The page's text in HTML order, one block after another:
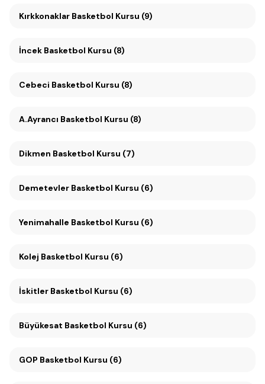
Kırkkonaklar Basketbol Kursu (9)
İncek Basketbol Kursu (8)
Cebeci Basketbol Kursu (8)
A.Ayrancı Basketbol Kursu (8)
Dikmen Basketbol Kursu (7)
Demetevler Basketbol Kursu (6)
Yenimahalle Basketbol Kursu (6)
Kolej Basketbol Kursu (6)
İskitler Basketbol Kursu (6)
Büyükesat Basketbol Kursu (6)
GOP Basketbol Kursu (6)